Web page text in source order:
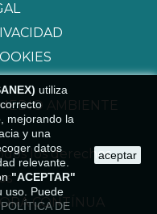
utiliza
mejorando la
y una
datos
relevante.
"ACEPTAR"
uso. Puede
POLÍTICA DE
aceptar
AMBIENTE
los derechos
CONTÍNUA